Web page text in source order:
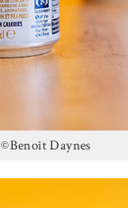
©Benoît Daynes